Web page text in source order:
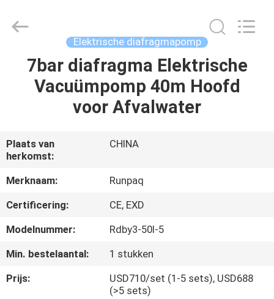
HUIS
PRODUCTEN
ONGEVEER
ONS
FABRIEKSREIS
CONTACTEER
Technology
Elektrische diafragmapomp
7bar diafragma Elektrische
Vacuümpomp 40m Hoofd
voor Afvalwater
Plaats van
herkomst:
CHINA
Merknaam:
Runpaq
Certificering:
CE, EXD
Modelnummer:
Rdby3-50l-5
Min. bestelaantal:
1 stukken
Prijs:
USD710/set (1-5 sets), USD688
(>5 sets)